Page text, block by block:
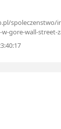
spoleczenstwo/
gore-wall-street-